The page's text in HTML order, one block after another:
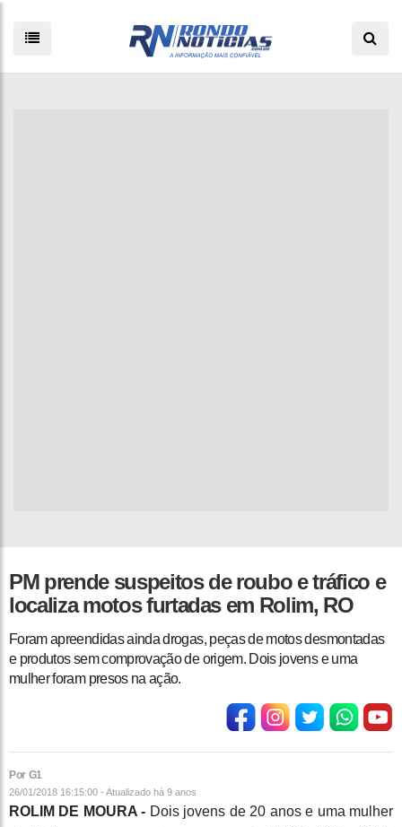
PM prende suspeitos de roubo e tráfico e
localiza motos furtadas em Rolim, RO
Foram apreendidas ainda drogas, peças de motos desmontadas
e produtos sem comprovação de origem. Dois jovens e uma
mulher foram presos na ação.
Por G1
26/01/2018 16:15:00 - Atualizado há 9 anos
ROLIM DE MOURA - Dois jovens de 20 anos e uma mulher